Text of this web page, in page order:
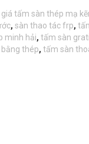
giá tấm sàn thép mạ
, sàn thao tác frp,
minh hải, tấm sàn
thép, tấm sàn